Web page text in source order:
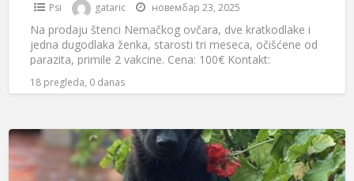
Psi gataric новембар 23, 2025
Na prodaju štenci Nemačkog ovčara, dve kratkodlake i
jedna dugodlaka ženka, starosti tri meseca, očišćene od
parazita, primile 2 vakcine. Cena: 100€ Kontakt:
0601647645 Tamara,
18 pregleda, 0 danas